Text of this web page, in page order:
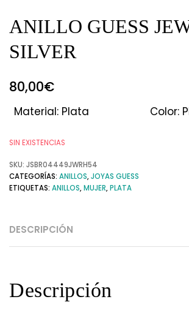
ANILLO GUESS
SILVER
80,00€
Material: Plata Color:
SIN EXISTENCIAS
SKU: JSBR04449JWRH54
CATEGORÍAS: ANILLOS,JOYAS GUESS
ETIQUETAS: ANILLOS,MUJER,PLATA
DESCRIPCIÓN
Descripción